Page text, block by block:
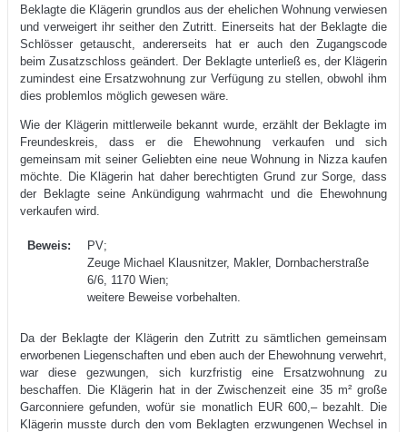
Beklagte die Klägerin grundlos aus der ehelichen Wohnung verwiesen
und verweigert ihr seither den Zutritt. Einerseits hat der Beklagte die
Schlösser getauscht, andererseits hat er auch den Zugangscode
beim Zusatzschloss geändert. Der Beklagte unterließ es, der Klägerin
zumindest eine Ersatzwohnung zur Verfügung zu stellen, obwohl ihm
dies problemlos möglich gewesen wäre.
Wie der Klägerin mittlerweile bekannt wurde, erzählt der Beklagte im
Freundeskreis, dass er die Ehewohnung verkaufen und sich
gemeinsam mit seiner Geliebten eine neue Wohnung in Nizza kaufen
möchte. Die Klägerin hat daher berechtigten Grund zur Sorge, dass
der Beklagte seine Ankündigung wahrmacht und die Ehewohnung
verkaufen wird.
Beweis:
PV;
Zeuge Michael Klausnitzer, Makler, Dornbacherstraße
6/6, 1170 Wien;
weitere Beweise vorbehalten.
Da der Beklagte der Klägerin den Zutritt zu sämtlichen gemeinsam
erworbenen Liegenschaften und eben auch der Ehewohnung verwehrt,
war diese gezwungen, sich kurzfristig eine Ersatzwohnung zu
beschaffen. Die Klägerin hat in der Zwischenzeit eine 35 m² große
Garconniere gefunden, wofür sie monatlich EUR 600,– bezahlt. Die
Klägerin musste durch den vom Beklagten erzwungenen Wechsel in